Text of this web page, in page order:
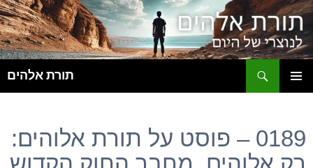
תורת אלהים
0189 – פוסט על תורת אלוהים: